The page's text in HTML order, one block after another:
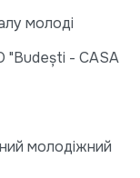
молоді
"Budeşti - CASA
молодіжний